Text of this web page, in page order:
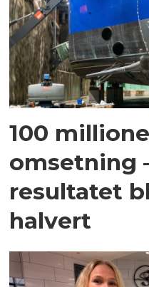
100
omsetning
resultatet
halvert